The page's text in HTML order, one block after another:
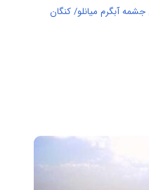
آبگرم میانلو/ کنگان